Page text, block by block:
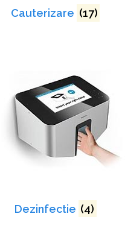
Cauterizare (17)
Dezinfectie (4)